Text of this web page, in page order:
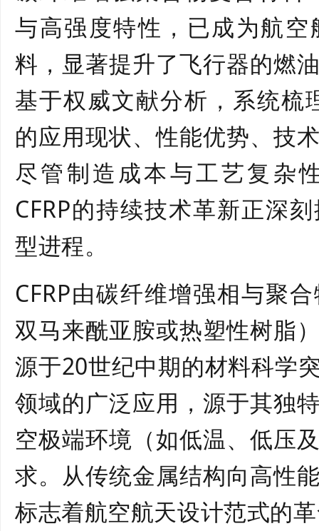
与高强度特性，已成为航
料，显著提升了飞行器的燃
基于权威文献分析，系统梳
的应用现状、性能优势、技
尽管制造成本与工艺复杂
CFRP的持续技术革新正深
型进程。
CFRP由碳纤维增强相与聚
双马来酰亚胺或热塑性树脂
源于20世纪中期的材料科学
领域的广泛应用，源于其独
空极端环境（如低温、低压
求。从传统金属结构向高性
标志着航空航天设计范式的